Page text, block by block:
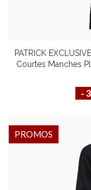
PATRICK
Courtes Manches
‐
PROMOS